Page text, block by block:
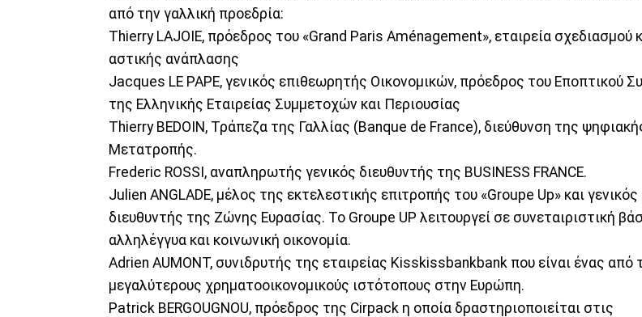
από την γαλλική προεδρία:
Thierry LAJOIE, πρόεδρος του «Grand Paris Aménagement», εταιρεία σχεδιασμού
αστικής ανάπλασης
Jacques LE PAPE, γενικός επιθεωρητής Οικονομικών, πρόεδρος του Εποπτικού
της Ελληνικής Εταιρείας Συμμετοχών και Περιουσίας
Thierry BEDOIN, Τράπεζα της Γαλλίας (Banque de France), διεύθυνση της
Μετατροπής.
Frederic ROSSI, αναπληρωτής γενικός διευθυντής της BUSINESS FRANCE.
Julien ANGLADE, μέλος της εκτελεστικής επιτροπής του «Groupe Up» και γενικός
διευθυντής της Ζώνης Ευρασίας. Το Groupe UP λειτουργεί σε συνεταιριστική
αλληλέγγυα και κοινωνική οικονομία.
Adrien AUMONT, συνιδρυτής της εταιρείας Kisskissbankbank που είναι ένας από
μεγαλύτερους χρηματοοικονομικούς ιστότοπους στην Ευρώπη.
Patrick BERGOUGNOU, πρόεδρος της Cirpack η οποία δραστηριοποιείται στις